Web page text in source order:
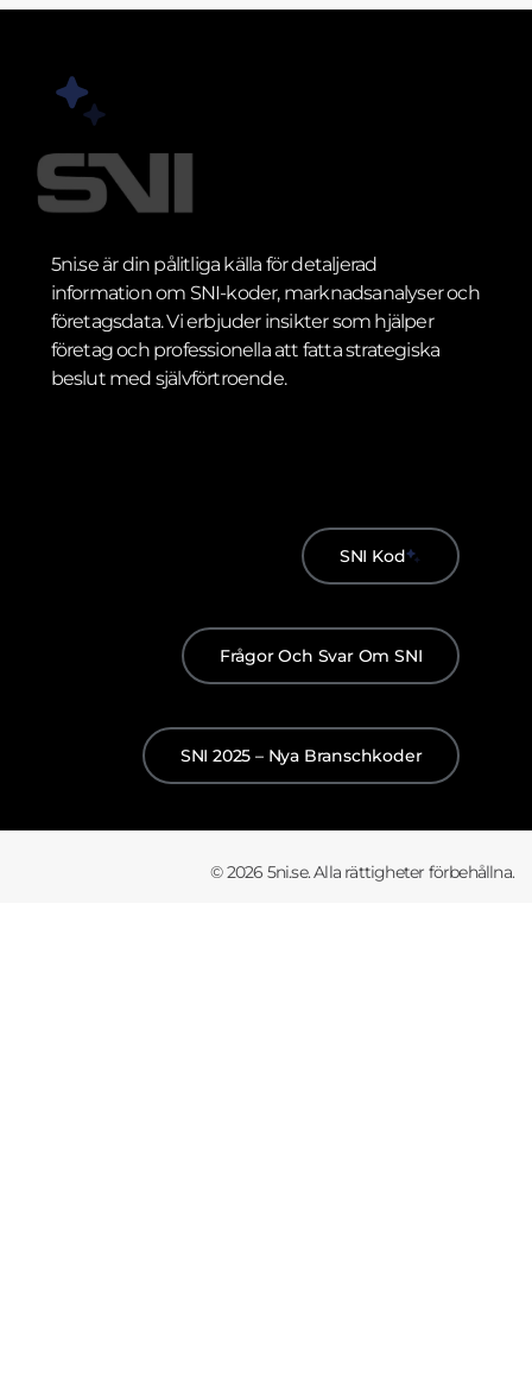
5ni.se är din pålitliga källa för detaljerad
information om SNI-koder, marknadsanalyser och
företagsdata. Vi erbjuder insikter som hjälper
företag och professionella att fatta strategiska
beslut med självförtroende.
SNI Kod
Frågor Och Svar Om SNI
SNI 2025 – Nya Branschkoder
© 2026 5ni.se. Alla rättigheter förbehållna.